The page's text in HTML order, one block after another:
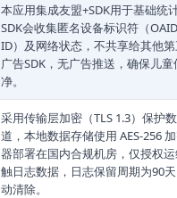
本应用集成友盟+SDK用于基础统
SDK会收集匿名设备标识符（
ID）及网络状态，不共享给其他
广告SDK，无广告推送，确保儿
净。
采用传输层加密（TLS 1.3）保护
道，本地数据存储使用 AES-256
器部署在国内合规机房，仅授权
触日志数据，日志保留周期为90
动清除。